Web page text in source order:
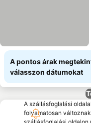
A pontos árak
válasszon dátumokat
A szállásfoglalási
folyamatosan